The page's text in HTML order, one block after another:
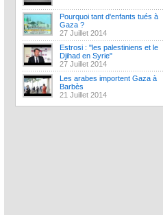
Pourquoi tant d'enfants tués à
Gaza ?
27 Juillet 2014
Estrosi : "les palestiniens et le
Djihad en Syrie"
27 Juillet 2014
Les arabes importent Gaza à
Barbès
21 Juillet 2014